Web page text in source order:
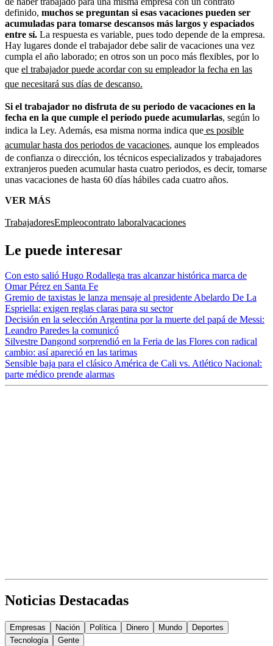
definido, muchos se preguntan si esas vacaciones pueden ser
acumuladas para tomarse descansos más largos y espaciados
entre sí. La respuesta es variable, pues todo depende de la empresa.
Hay lugares donde el trabajador debe salir de vacaciones una vez
cumpla el año laborado; en otros son un poco más flexibles, por lo
que el trabajador puede acordar con su empleador la fecha en las
que necesitará sus días de descanso.
Si el trabajador no disfruta de su periodo de vacaciones en la
fecha en la que cumple el periodo puede acumularlas, según lo
indica la Ley. Además, esa misma norma indica que es posible
acumular hasta dos periodos de vacaciones, aunque los empleados
de confianza o dirección, los técnicos especializados y trabajadores
extranjeros pueden acumular hasta cuatro periodos, es decir, tomarse
unas vacaciones de hasta 60 días hábiles cada cuatro años.
VER MÁS
TrabajadoresEmpleocontrato laboralvacaciones
Le puede interesar
Con esto salió Hugo Rodallega tras alcanzar histórica marca de
Omar Pérez en Santa Fe
Gremio de taxistas le lanza mensaje al presidente Abelardo De La
Espriella: exigen reglas claras para su sector
Decisión en la selección Argentina por la muerte del papá de Messi:
Leandro Paredes la comunicó
Silvestre Dangond sorprendió en la Feria de las Flores con radical
cambio: así apareció en las tarimas
Sensible baja para el clásico América de Cali vs. Atlético Nacional:
parte médico prende alarmas
Noticias Destacadas
Empresas Nación Política Dinero Mundo
Deportes
Tecnología
Gente